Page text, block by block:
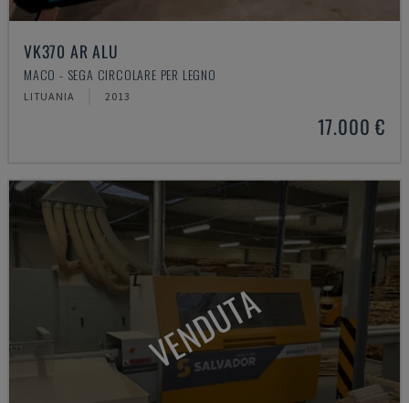
VK370 AR ALU
MACO - SEGA CIRCOLARE PER LEGNO
LITUANIA 2013
17.000 €
VENDUTA